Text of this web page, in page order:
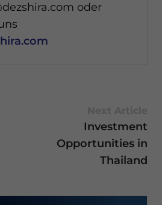
oder
Investment
Opportunities in
Thailand